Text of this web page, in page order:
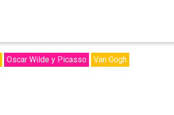
Oscar Wilde y Picasso Van Gogh